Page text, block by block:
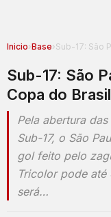
Inicio›Base›Sub-17: São
Sub-17: São
Copa do Brasil
Pela abertura
Sub-17, o São
gol feito pelo
Tricolor pode
será…